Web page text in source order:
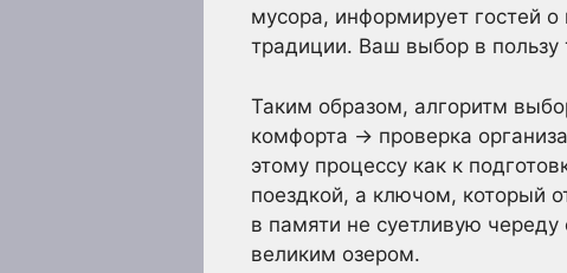
мусора, информирует гостей
традиции. Ваш выбор в пользу
Таким образом, алгоритм
комфорта → проверка
этому процессу как к
поездкой, а ключом, который
в памяти не суетливую
великим озером.